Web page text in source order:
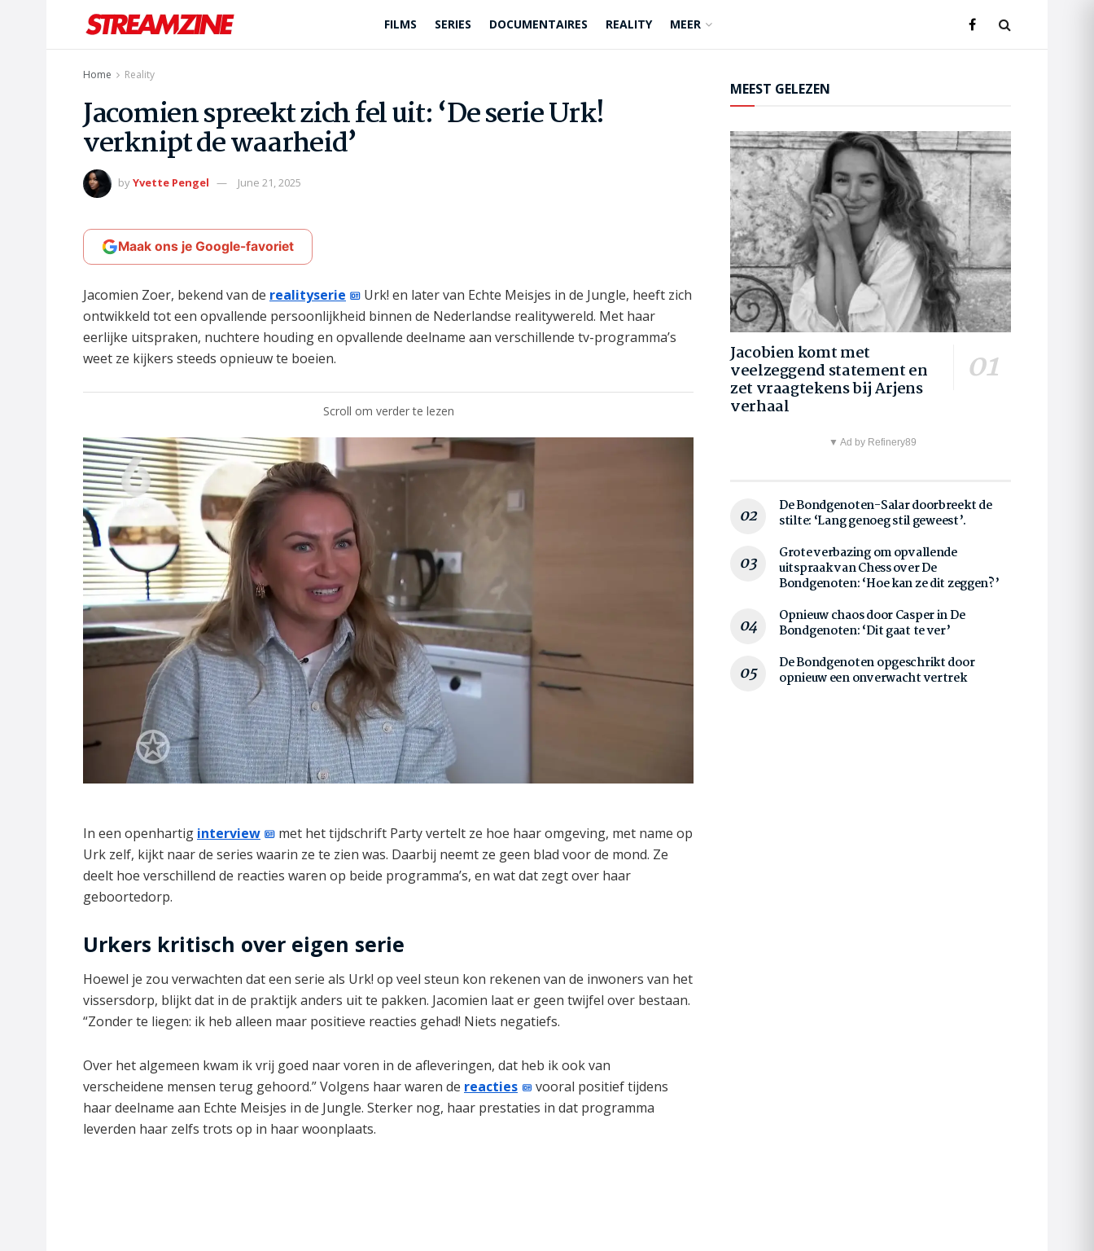
FILMS SERIES DOCUMENTAIRES REALITY MEER
Home Reality
Jacomien spreekt zich fel uit: ‘De serie Urk!
verknipt de waarheid’
byYvette Pengel June 21, 2025
Maak ons je Google-favoriet
Jacomien Zoer, bekend van de realityserie
Urk! en later van Echte Meisjes in de Jungle, heeft zich
ontwikkeld tot een opvallende persoonlijkheid binnen de Nederlandse realitywereld. Met haar
eerlijke uitspraken, nuchtere houding en opvallende deelname aan verschillende tv-programma’s
weet ze kijkers steeds opnieuw te boeien.
Scroll om verder te lezen
In een openhartig interview
met het tijdschrift Party vertelt ze hoe haar omgeving, met name op
Urk zelf, kijkt naar de series waarin ze te zien was. Daarbij neemt ze geen blad voor de mond. Ze
deelt hoe verschillend de reacties waren op beide programma’s, en wat dat zegt over haar
geboortedorp.
Urkers kritisch over eigen serie
Hoewel je zou verwachten dat een serie als Urk! op veel steun kon rekenen van de inwoners van het
vissersdorp, blijkt dat in de praktijk anders uit te pakken. Jacomien laat er geen twijfel over bestaan.
“Zonder te liegen: ik heb alleen maar positieve reacties gehad! Niets negatiefs.
Over het algemeen kwam ik vrij goed naar voren in de afleveringen, dat heb ik ook van
verscheidene mensen terug gehoord.” Volgens haar waren de reacties
vooral positief tijdens
haar deelname aan Echte Meisjes in de Jungle. Sterker nog, haar prestaties in dat programma
leverden haar zelfs trots op in haar woonplaats.
MEEST GELEZEN
Jacobien komt met
veelzeggend statement en
zet vraagtekens bij Arjens
verhaal
▼ Ad by Refinery89
De Bondgenoten-Salar doorbreekt de
stilte: ‘Lang genoeg stil geweest’.
Grote verbazing om opvallende
uitspraak van Chess over De
Bondgenoten: ‘Hoe kan ze dit zeggen?’
Opnieuw chaos door Casper in De
Bondgenoten: ‘Dit gaat te ver’
De Bondgenoten opgeschrikt door
opnieuw een onverwacht vertrek